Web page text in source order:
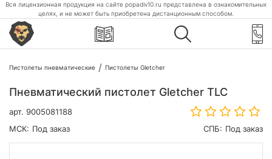
Вся лицензионная продукция на сайте popadiv10.ru представлена в ознакомительных
целях, и не может быть приобретена дистанционным способом.
Пистолеты пневматические Пистолеты Gletcher
Пневматический пистолет Gletcher TLC
арт. 9005081188
МСК: Под заказ СПБ: Под заказ